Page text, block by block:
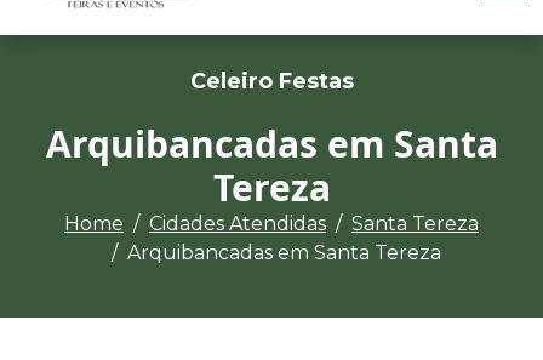
Celeiro Festas
Arquibancadas em Santa
Tereza
Home Cidades Atendidas
Santa Tereza
Arquibancadas em Santa Tereza